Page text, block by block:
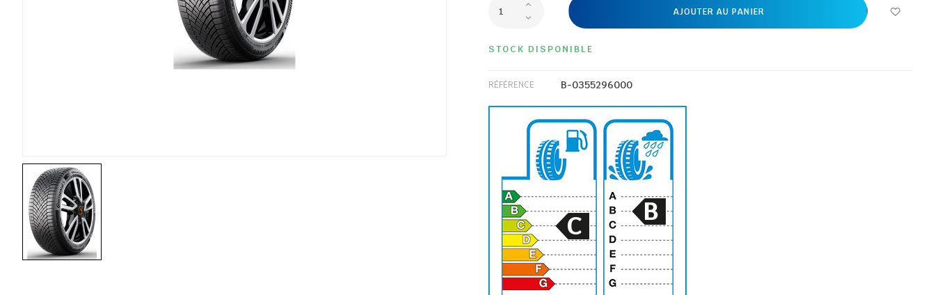
AJOUTER AU PANIER
STOCK DISPONIBLE
RÉFÉRENCE B-0355296000
C B